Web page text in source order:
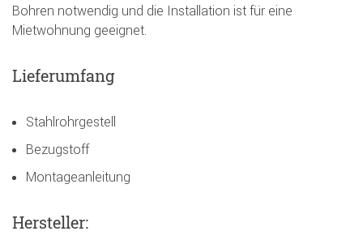
Bohren notwendig und die Installation ist für eine
Mietwohnung geeignet.
Lieferumfang
Stahlrohrgestell
Bezugstoff
Montageanleitung
Hersteller: